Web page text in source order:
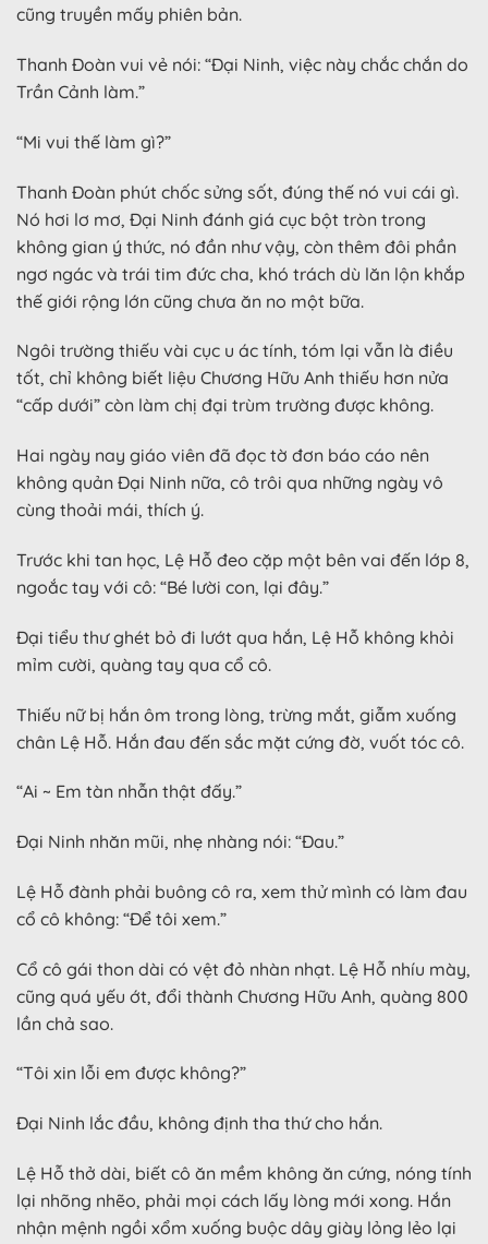
cũng truyền mấy phiên bản.
Thanh Đoàn vui vẻ nói: “Đại Ninh, việc này chắc chắn do
Trần Cảnh làm.”
“Mi vui thế làm gì?”
Thanh Đoàn phút chốc sửng sốt, đúng thế nó vui cái gì.
Nó hơi lơ mơ, Đại Ninh đánh giá cục bột tròn trong
không gian ý thức, nó đần như vậy, còn thêm đôi phần
ngơ ngác và trái tim đức cha, khó trách dù lăn lộn khắp
thế giới rộng lớn cũng chưa ăn no một bữa.
Ngôi trường thiếu vài cục u ác tính, tóm lại vẫn là điều
tốt, chỉ không biết liệu Chương Hữu Anh thiếu hơn nửa
“cấp dưới” còn làm chị đại trùm trường được không.
Hai ngày nay giáo viên đã đọc tờ đơn báo cáo nên
không quản Đại Ninh nữa, cô trôi qua những ngày vô
cùng thoải mái, thích ý.
Trước khi tan học, Lệ Hỗ đeo cặp một bên vai đến lớp 8,
ngoắc tay với cô: “Bé lười con, lại đây.”
Đại tiểu thư ghét bỏ đi lướt qua hắn, Lệ Hỗ không khỏi
mỉm cười, quàng tay qua cổ cô.
Thiếu nữ bị hắn ôm trong lòng, trừng mắt, giẫm xuống
chân Lệ Hỗ. Hắn đau đến sắc mặt cứng đờ, vuốt tóc cô.
“Ai ~ Em tàn nhẫn thật đấy.”
Đại Ninh nhăn mũi, nhẹ nhàng nói: “Đau.”
Lệ Hỗ đành phải buông cô ra, xem thử mình có làm đau
cổ cô không: “Để tôi xem.”
Cổ cô gái thon dài có vệt đỏ nhàn nhạt. Lệ Hỗ nhíu mày,
cũng quá yếu ớt, đổi thành Chương Hữu Anh, quàng 800
lần chả sao.
“Tôi xin lỗi em được không?”
Đại Ninh lắc đầu, không định tha thứ cho hắn.
Lệ Hỗ thở dài, biết cô ăn mềm không ăn cứng, nóng tính
lại nhõng nhẽo, phải mọi cách lấy lòng mới xong. Hắn
nhận mệnh ngồi xổm xuống buộc dây giày lỏng lẻo lại